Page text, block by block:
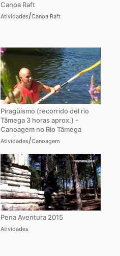
Canoa Raft
Atividades/Canoa Raft
Piragüismo (recorrido del rio
Tâmega 3 horas aprox.) -
Canoagem no Rio Tâmega
Atividades/Canoagem
Pena Aventura 2015
Atividades